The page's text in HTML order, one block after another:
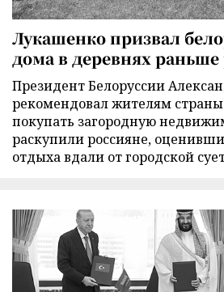
Лукашенко призвал
дома в деревнях раньше
Президент Белоруссии
рекомендовал жителям
покупать загородную
раскупили россияне,
отдыха вдали от городской